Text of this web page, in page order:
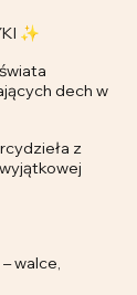
✨
dech w
z
walce,